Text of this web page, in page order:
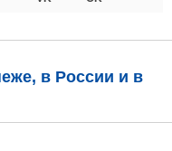
в России и в